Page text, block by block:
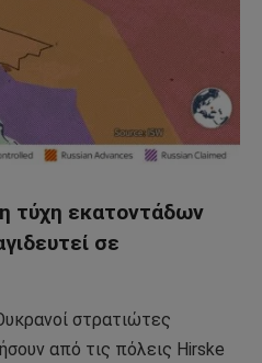
τύχη εκατοντάδων
σε
στρατιώτες
από τις πόλεις Hirske